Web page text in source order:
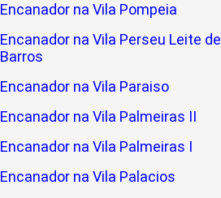
Encanador na Vila Pompeia
Encanador na Vila Perseu Leite de
Barros
Encanador na Vila Paraiso
Encanador na Vila Palmeiras II
Encanador na Vila Palmeiras I
Encanador na Vila Palacios